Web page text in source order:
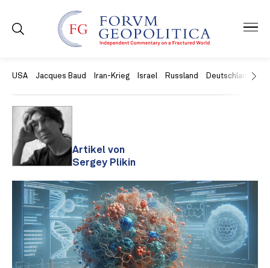
USA Jacques Baud Iran-Krieg Israel Russland Deutschland
Artikel von
Sergey Plikin